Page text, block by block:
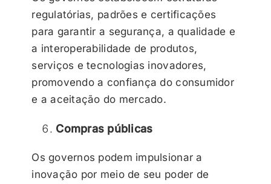
regulatórias, padrões e certificações
para garantir a segurança, a qualidade e
a interoperabilidade de produtos,
serviços e tecnologias inovadores,
promovendo a confiança do consumidor
e a aceitação do mercado.
Compras públicas
Os governos podem impulsionar a
inovação por meio de seu poder de